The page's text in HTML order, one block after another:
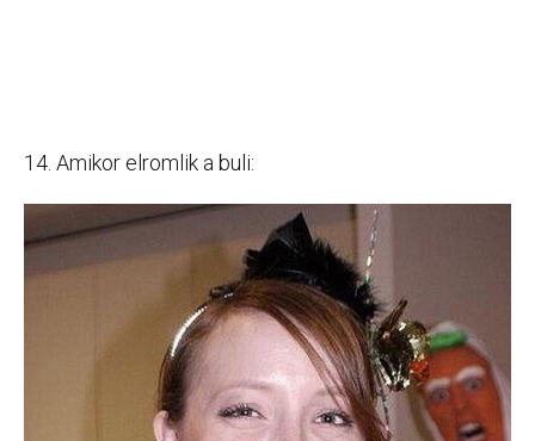
14. Amikor elromlik a buli: